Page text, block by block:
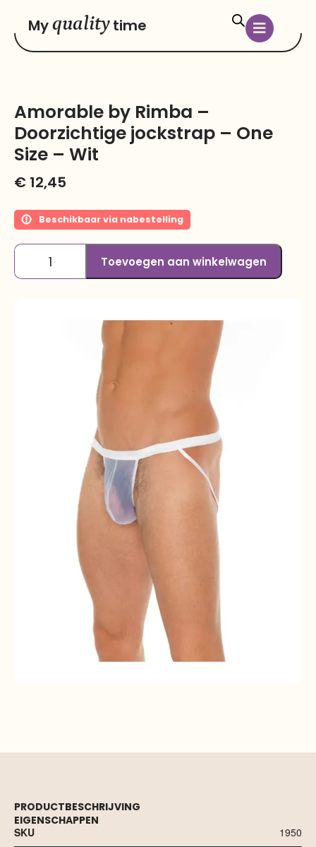
Myquality time
Amorable by Rimba –
Doorzichtige jockstrap – One
Size – Wit
€ 12,45
Beschikbaar via nabestelling
Toevoegen aan winkelwagen
PRODUCTBESCHRIJVING
EIGENSCHAPPEN
SKU
1950